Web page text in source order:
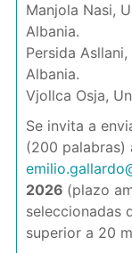
Manjola Nasi,
Albania.
Persida
Albania.
Vjollca Osja,
Se invita a
(200 palabras)
2026 (plazo
seleccionadas
superior a 20